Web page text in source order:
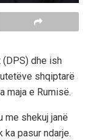
dhe ish
shqiptarë
maja e Rumisë.
me shekuj janë
ka pasur ndarje.